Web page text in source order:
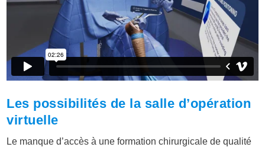
Les possibilités de la salle d’opération
virtuelle
Le manque d’accès à une formation chirurgicale de qualité